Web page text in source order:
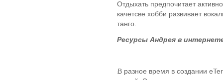
Отдыхать предпочитает
качетсве хобби развивает
танго.
Ресурсы Андрея в
В разное время в создании